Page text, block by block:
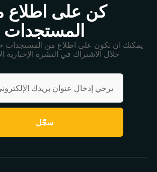
كن على اطلاع
المستجدات
يمكنك ان تكون على اطلاع من المستجدات
خلال الاشتراك في النشرة الإخبارية
سجّل